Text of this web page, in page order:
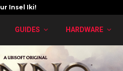
Insel Iki!
GUIDES HARDWARE